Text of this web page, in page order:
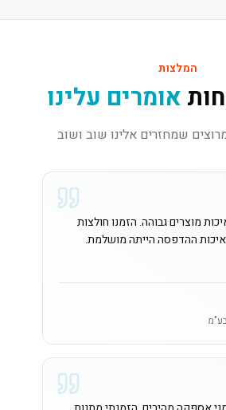
המלצות
אומרים עלינו
שמחזרים אלינו שוב ושוב
מוצרים גבוהה. הזמנו חולצות
ההדפסה הייתה מושלמת.